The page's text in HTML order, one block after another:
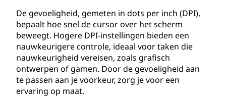
De gevoeligheid, gemeten in dots per inch (DPI),
bepaalt hoe snel de cursor over het scherm
beweegt. Hogere DPI-instellingen bieden een
nauwkeurigere controle, ideaal voor taken die
nauwkeurigheid vereisen, zoals grafisch
ontwerpen of gamen. Door de gevoeligheid aan
te passen aan je voorkeur, zorg je voor een
ervaring op maat.